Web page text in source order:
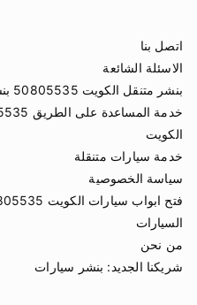
اتصل بنا
الاسئلة الشائعة
بنشر متنقل الكويت 50805535 بنشر تبديل تواير وبطاريات سيارات
الكويت
خدمة سيارات متنقلة
سياسة الخصوصية
السيارات
من نحن
شريكنا الجديد: بنشر سيارات